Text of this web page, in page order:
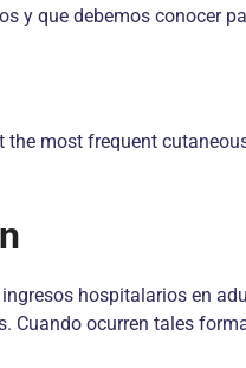
y que debemos conocer
the most frequent
hospitalarios en
Cuando ocurren tales